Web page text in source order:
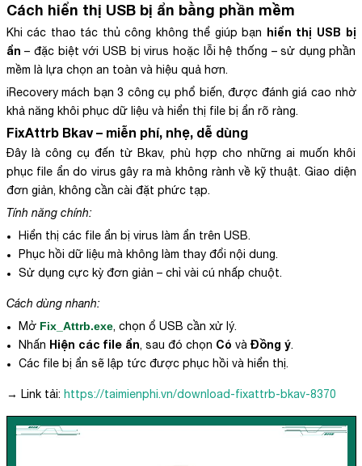
Cách hiển thị USB bị ẩn bằng phần mềm
Khi các thao tác thủ công không thể giúp bạn hiển thị USB bị
ẩn – đặc biệt với USB bị virus hoặc lỗi hệ thống – sử dụng phần
mềm là lựa chọn an toàn và hiệu quả hơn.
iRecovery mách bạn 3 công cụ phổ biến, được đánh giá cao nhờ
khả năng khôi phục dữ liệu và hiển thị file bị ẩn rõ ràng.
FixAttrb Bkav – miễn phí, nhẹ, dễ dùng
Đây là công cụ đến từ Bkav, phù hợp cho những ai muốn khôi
phục file ẩn do virus gây ra mà không rành về kỹ thuật. Giao diện
đơn giản, không cần cài đặt phức tạp.
Tính năng chính:
Hiển thị các file ẩn bị virus làm ẩn trên USB.
Phục hồi dữ liệu mà không làm thay đổi nội dung.
Sử dụng cực kỳ đơn giản – chỉ vài cú nhấp chuột.
Cách dùng nhanh:
Mở Fix_Attrb.exe, chọn ổ USB cần xử lý.
Nhấn Hiện các file ẩn, sau đó chọn Có và Đồng ý.
Các file bị ẩn sẽ lập tức được phục hồi và hiển thị.
→ Link tải: https://taimienphi.vn/download-fixattrb-bkav-8370